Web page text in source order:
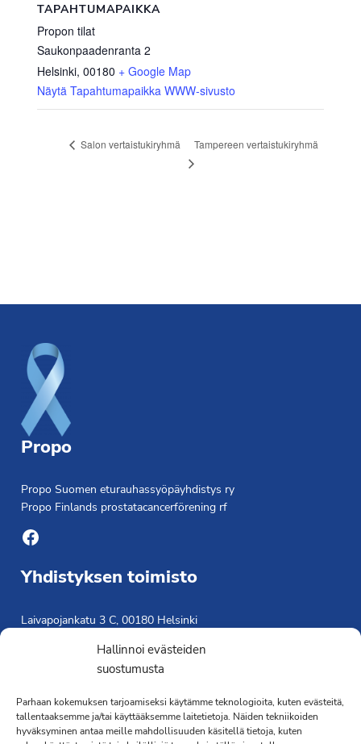
Hallinnoi evästeiden
suostumusta
Parhaan kokemuksen tarjoamiseksi käytämme teknologioita, kuten evästeitä,
tallentaaksemme ja/tai käyttääksemme laitetietoja. Näiden tekniikoiden
hyväksyminen antaa meille mahdollisuuden käsitellä tietoja, kuten
TAPAHTUMAPAIKKA
Propon tilat
Saukonpaadenranta 2
Helsinki, 00180 + Google Map
Näytä Tapahtumapaikka WWW-sivusto
Salon vertaistukiryhmä Tampereen vertaistukiryhmä
Propo
Propo Suomen eturauhassyöpäyhdistys ry
Propo Finlands prostatacancerförening rf
Facebook
Yhdistyksen toimisto
Laivapojankatu 3 C, 00180 Helsinki
Saavutettavuusseloste »
Toiminnanjohtaja
Kimmo Järvinen
Terveydenhoitaja